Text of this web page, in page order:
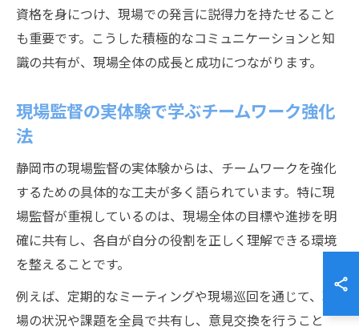
資格を身につけ、現場での発言に説得力を持たせること
も重要です。こうした積極的なコミュニケーションと知
識の共有が、現場全体の成長と成功につながります。
現場監督の実体験で学ぶチームワーク強化
法
静岡市の現場監督の実体験からは、チームワークを強化
するための具体的な工夫が多く語られています。特に現
場監督が重視しているのは、現場全体の目標や進捗を明
確に共有し、各自が自分の役割を正しく理解できる環境
を整えることです。
例えば、定期的なミーティングや現場巡回を通じて、現
場の状況や課題を全員で共有し、意見交換を行うこと